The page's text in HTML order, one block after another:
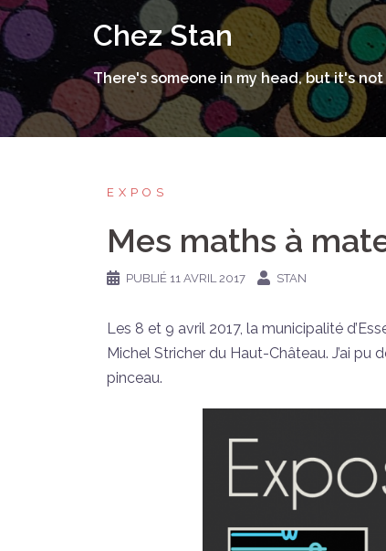
Aller
au
contenu
Chez Stan
There's someone in my head, but it's not
EXPOS
Mes maths à
PUBLIÉ 11 AVRIL 2017 STAN
Les 8 et 9 avril 2017, la municipalité
Michel Stricher du Haut-Château. J’ai pu
pinceau.